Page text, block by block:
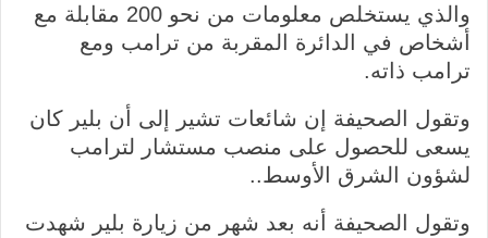
والذي يستخلص معلومات من نحو 200 مقابلة مع
أشخاص في الدائرة المقربة من ترامب ومع
ترامب ذاته.
وتقول الصحيفة إن شائعات تشير إلى أن بلير كان
يسعى للحصول على منصب مستشار لترامب
لشؤون الشرق الأوسط..
وتقول الصحيفة أنه بعد شهر من زيارة بلير شهدت